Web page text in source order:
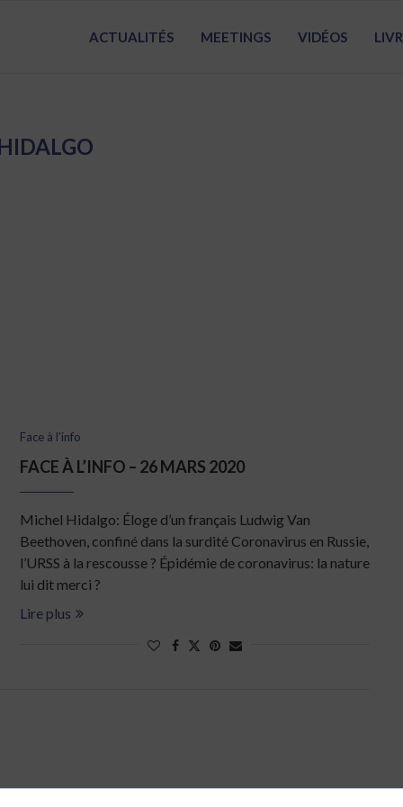
ACTUALITÉS MEETINGS VIDÉOS
Face à l'info
FACE À L’INFO – 26 MARS 2020
Michel Hidalgo: Éloge d’un français Ludwig Van
Beethoven, confiné dans la surdité Coronavirus en Russie,
l’URSS à la rescousse ? Épidémie de coronavirus: la nature
lui dit merci ?
Lire plus